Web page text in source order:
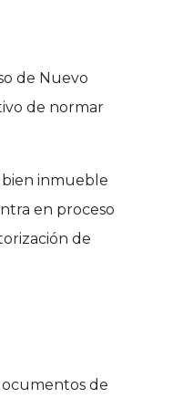
de Nuevo
de normar
inmueble
en proceso
de
de